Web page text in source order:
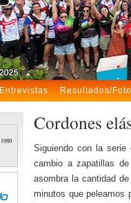
Entrevistas Resultados/
Cordones
Siguiendo con la serie
cambio a zapatillas
asombra la cantidad
minutos que peleamos